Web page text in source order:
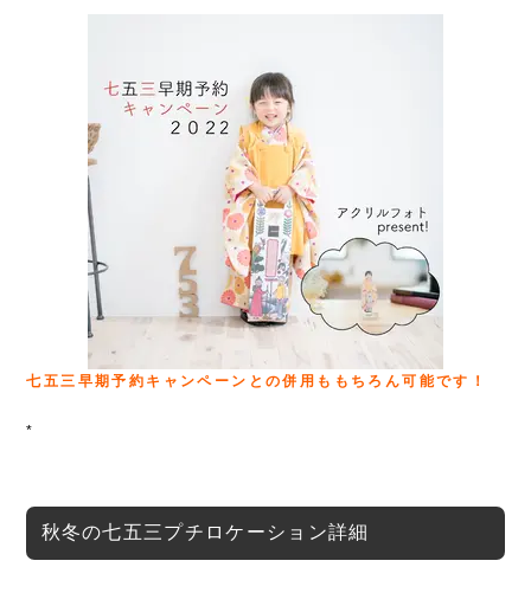
七五三早期予約キャンペーンとの併用ももちろん可能です！
*
秋冬の七五三プチロケーション詳細